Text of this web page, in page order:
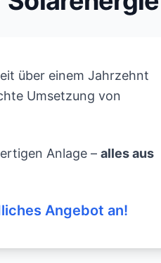
über einem Jahrzehnt
Umsetzung von
Anlage – alles aus
Angebot an!